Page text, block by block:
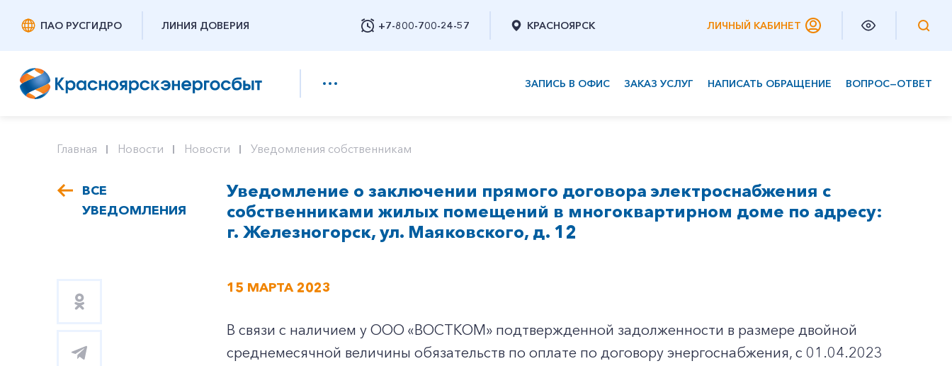
ПАО РУСГИДРО ЛИНИЯ ДОВЕРИЯ +7-800-700-24-57
Заказать обратный звонок
КРАСНОЯРСК ЛИЧНЫЙ КАБИНЕТ
ЗАПИСЬ В ОФИС ЗАКАЗ УСЛУГ НАПИСАТЬ ОБРАЩЕНИЕ ВОПРОС—ОТВЕТ
Главная Новости Новости Уведомления собственникам
ВСЕ
УВЕДОМЛЕНИЯ
Уведомление о заключении прямого договора электроснабжения с
собственниками жилых помещений в многоквартирном доме по адресу:
г. Железногорск, ул. Маяковского, д. 12
15 МАРТА 2023
В связи с наличием у ООО «ВОСТКОМ» подтвержденной задолженности в размере двойной
среднемесячной величины обязательств по оплате по договору энергоснабжения, с 01.04.2023